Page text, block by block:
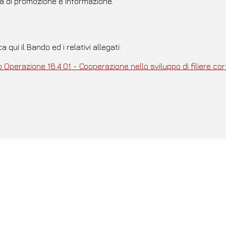
qui il Bando ed i relativi allegati:
Operazione 16.4.01 - Cooperazione nello sviluppo di filiere